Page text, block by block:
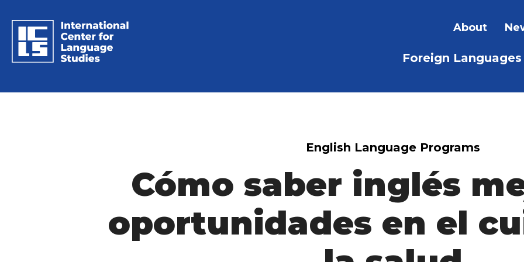
About
Foreign Languages
English Language Programs
Cómo saber inglés
oportunidades en el